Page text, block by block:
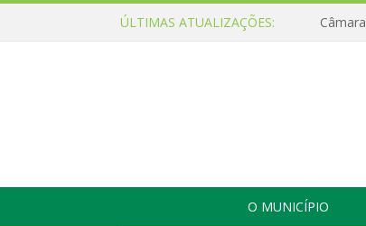
ÚLTIMAS ATUALIZAÇÕES:
O MUNICÍPIO